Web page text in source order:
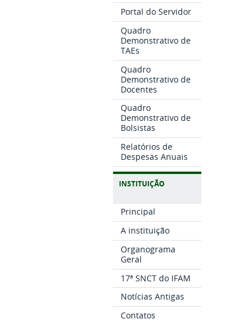
Portal do Servidor
Quadro
Demonstrativo de
TAEs
Quadro
Demonstrativo de
Docentes
Quadro
Demonstrativo de
Bolsistas
Relatórios de
Despesas Anuais
INSTITUIÇÃO
Principal
A instituição
Organograma
Geral
17ª SNCT do IFAM
Notícias Antigas
Contatos